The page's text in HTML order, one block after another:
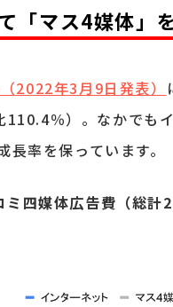
「マス4媒体」
2022年3月9日発表）
％）。なかでも
長率を保っています。
ミ四媒体広告費（総